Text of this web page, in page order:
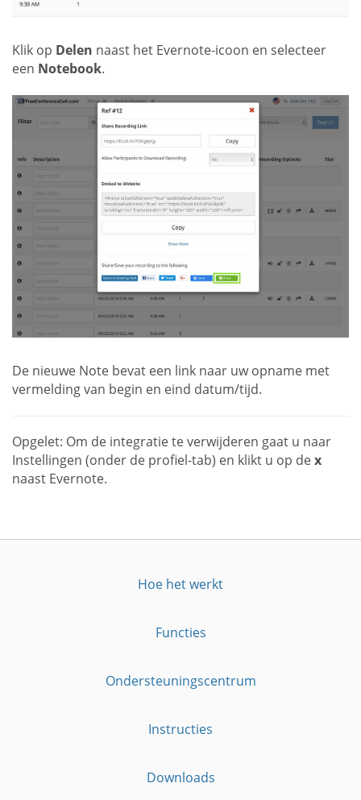
Klik op Delen naast het Evernote-icoon en selecteer
een Notebook.
De nieuwe Note bevat een link naar uw opname met
vermelding van begin en eind datum/tijd.
Opgelet: Om de integratie te verwijderen gaat u naar
Instellingen (onder de profiel-tab) en klikt u op dex
naast Evernote.
Hoe het werkt
Functies
Ondersteuningscentrum
Instructies
Downloads